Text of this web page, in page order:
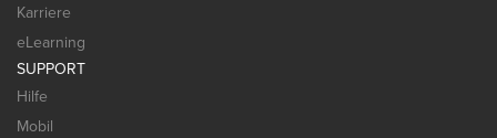
Karriere
eLearning
SUPPORT
Hilfe
Mobil